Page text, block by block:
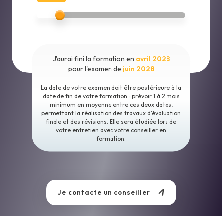
J'aurai fini la formation en avril 2028
pour l'examen de juin 2028
La date de votre examen doit être postérieure à la
date de fin de votre formation : prévoir 1 à 2 mois
minimum en moyenne entre ces deux dates,
permettant la réalisation des travaux d'évaluation
finale et des révisions. Elle sera étudiée lors de
votre entretien avec votre conseiller en
formation.
Je contacte un conseiller